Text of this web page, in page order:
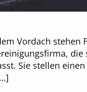
Vordach stehen
die
Sie stellen